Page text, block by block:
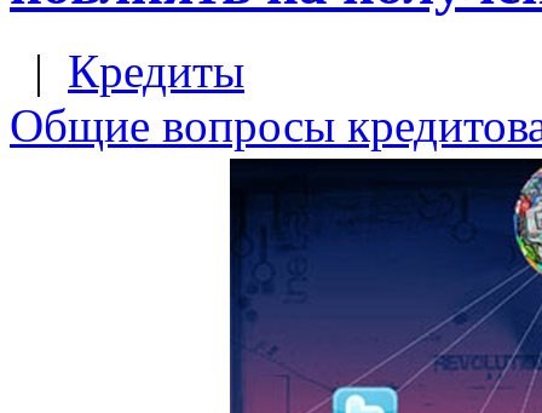
| Кредиты
Общие вопросы